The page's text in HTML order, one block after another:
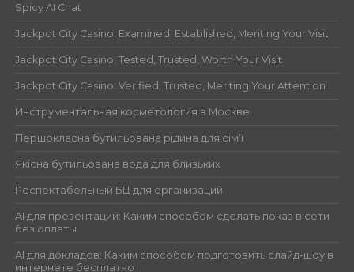
Spicy AI Chat
Jackpot City Casino: Examined, Established, Meriting Your Visit
Jackpot City Casino: Tested, Trusted, Worth Your Visit
Jackpot City Casino: Verified, Trusted, Meriting Your Attention
Инструментальная косметология в Москве
Першокласна бутильована рідина для сім’ї
Якісна бутильована вода для близьких
Респектабельный БЦ для организаций
AI для презентаций: Каким способом сделать показ в сети
без оплаты
AI для докладов: Каким способом подготовить слайд-шоу в
интернете бесплатно